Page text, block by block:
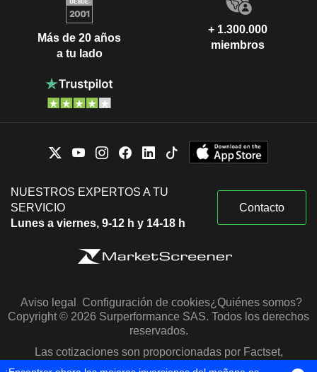
Más de 20 años
a tu lado
+ 1.300.000
miembros
NUESTROS EXPERTOS A TU
SERVICIO
Lunes a viernes, 9-12 h y 14-18 h
Contacto
Aviso legal Configuración de cookies¿Quiénes somos?
Copyright © 2026 Surperformance SAS. Todos los derechos
reservados.
Las cotizaciones son proporcionadas por Factset,
Morningstar y S&P Capital IQ